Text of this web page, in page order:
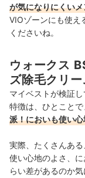
が気になりにくい
VIOゾーンにも使え
くださいね。
ウォークス
ズ除毛クリ
マイベストが検証
特徴は、ひとこと
派！においも使い
実際、たくさんあ
使い心地のよさ、
らい差があるのか